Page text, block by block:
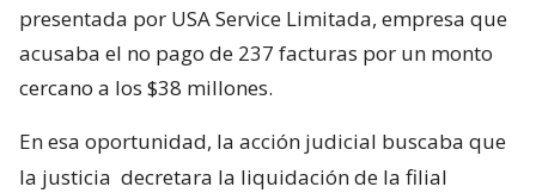
presentada por USA Service Limitada, empresa que
acusaba el no pago de 237 facturas por un monto
cercano a los $38 millones.
En esa oportunidad, la acción judicial buscaba que
la justicia decretara la liquidación de la filial